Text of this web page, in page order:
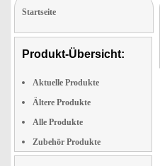
Startseite
Produkt-Übersicht:
Aktuelle Produkte
Ältere Produkte
Alle Produkte
Zubehör Produkte